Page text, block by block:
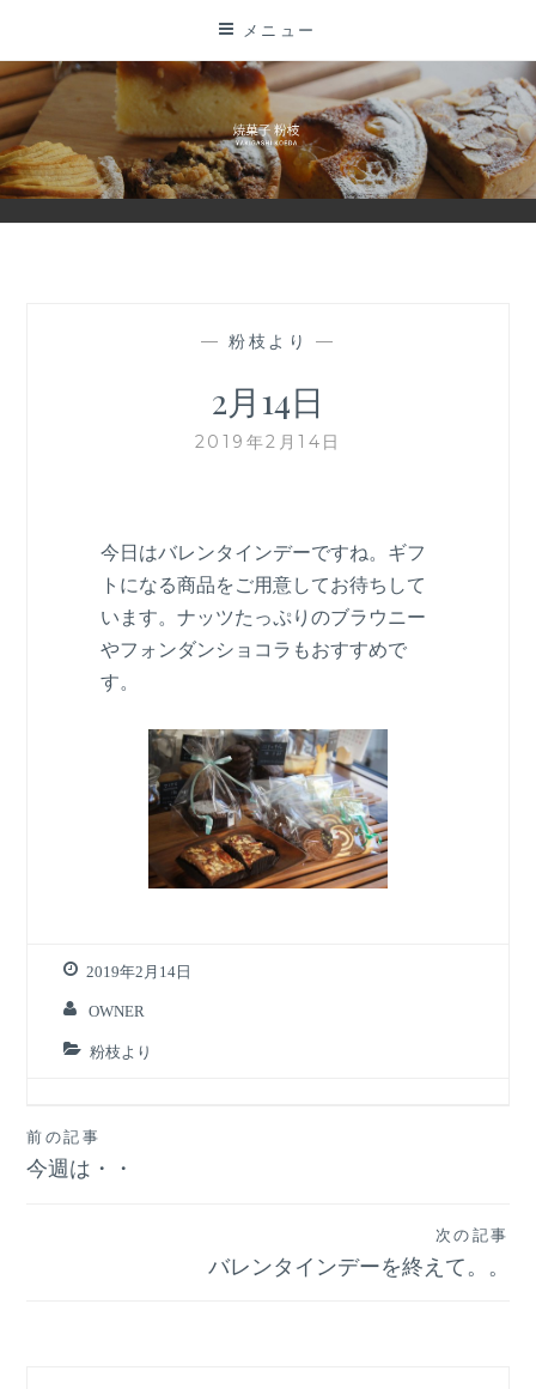
テ
ン
ツ
に
メニュー
— 粉枝より —
2月14日
2019年2月14日
今日はバレンタインデーですね。ギフ
トになる商品をご用意してお待ちして
います。ナッツたっぷりのブラウニー
やフォンダンショコラもおすすめで
す。
2019年2月14日
OWNER
粉枝より
投
稿
前の記事
今週は・・
次の記事
バレンタインデーを終えて。。